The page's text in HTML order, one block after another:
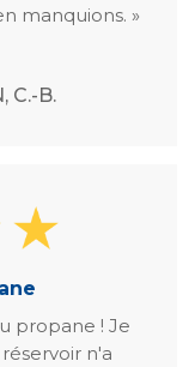
manquions. »
C.-B.
propane ! Je
n'a